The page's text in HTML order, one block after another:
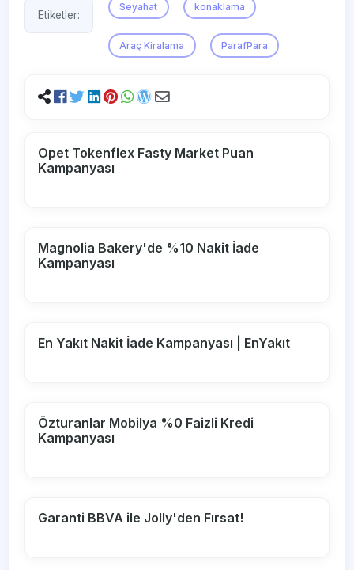
Etiketler:
Seyahat konaklama
Araç Kiralama ParafPara
Opet Tokenflex Fasty Market Puan
Kampanyası
Magnolia Bakery'de %10 Nakit İade
Kampanyası
En Yakıt Nakit İade Kampanyası | EnYakıt
Özturanlar Mobilya %0 Faizli Kredi
Kampanyası
Garanti BBVA ile Jolly'den Fırsat!